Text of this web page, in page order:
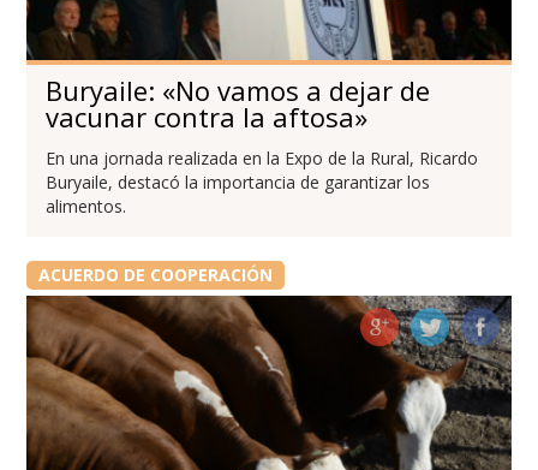
Buryaile: «No vamos a dejar de
vacunar contra la aftosa»
En una jornada realizada en la Expo de la Rural, Ricardo
Buryaile, destacó la importancia de garantizar los
alimentos.
ACUERDO DE COOPERACIÓN